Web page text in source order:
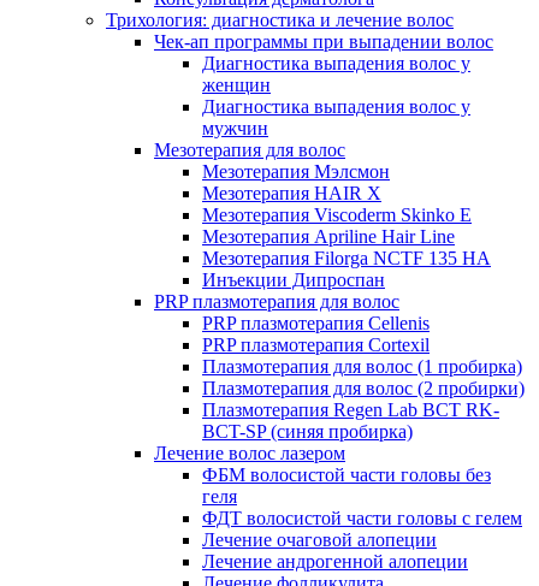
Трихология: диагностика и лечение волос
Чек-ап программы при выпадении волос
Диагностика выпадения волос у
женщин
Диагностика выпадения волос у
мужчин
Мезотерапия для волос
Мезотерапия Мэлсмон
Мезотерапия HAIR X
Мезотерапия Viscoderm Skinko E
Мезотерапия Apriline Hair Line
Мезотерапия Filorga NCTF 135 HA
Инъекции Дипроспан
PRP плазмотерапия для волос
PRP плазмотерапия Cellenis
PRP плазмотерапия Cortexil
Плазмотерапия для волос (1 пробирка)
Плазмотерапия для волос (2 пробирки)
Плазмотерапия Regen Lab BCT RK-
BCT-SP (синяя пробирка)
Лечение волос лазером
ФБМ волосистой части головы без
геля
ФДТ волосистой части головы с гелем
Лечение очаговой алопеции
Лечение андрогенной алопеции